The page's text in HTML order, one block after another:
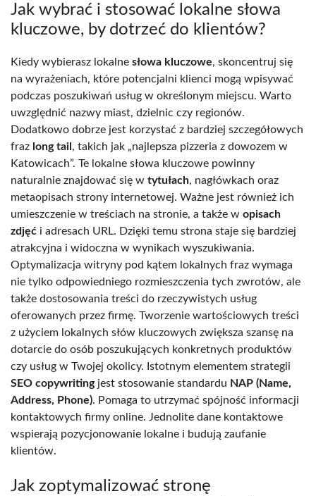
Jak wybrać i stosować lokalne słowa
kluczowe, by dotrzeć do klientów?
Kiedy wybierasz lokalne słowa kluczowe, skoncentruj się
na wyrażeniach, które potencjalni klienci mogą wpisywać
podczas poszukiwań usług w określonym miejscu. Warto
uwzględnić nazwy miast, dzielnic czy regionów.
Dodatkowo dobrze jest korzystać z bardziej szczegółowych
fraz long tail , takich jak „najlepsza pizzeria z dowozem w
Katowicach”. Te lokalne słowa kluczowe powinny
naturalnie znajdować się w tytułach, nagłówkach oraz
metaopisach strony internetowej. Ważne jest również ich
umieszczenie w treściach na stronie, a także w opisach
zdjęć i adresach URL. Dzięki temu strona staje się bardziej
atrakcyjna i widoczna w wynikach wyszukiwania.
Optymalizacja witryny pod kątem lokalnych fraz wymaga
nie tylko odpowiedniego rozmieszczenia tych zwrotów, ale
także dostosowania treści do rzeczywistych usług
oferowanych przez firmę. Tworzenie wartościowych treści
z użyciem lokalnych słów kluczowych zwiększa szansę na
dotarcie do osób poszukujących konkretnych produktów
czy usług w Twojej okolicy. Istotnym elementem strategii
SEO copywritingjest stosowanie standardu NAP (Name,
Address, Phone). Pomaga to utrzymać spójność informacji
kontaktowych firmy online. Jednolite dane kontaktowe
wspierają pozycjonowanie lokalne i budują zaufanie
klientów.
Jak zoptymalizować stronę